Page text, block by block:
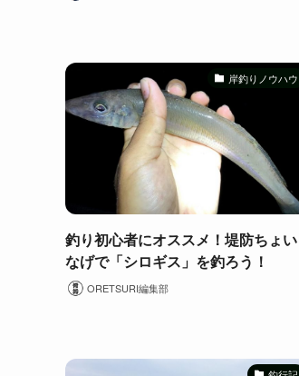
岸釣りノウハウ
釣り初心者にオススメ！堤防ちょい
なげで「シロギス」を釣ろう！
ORETSURI編集部